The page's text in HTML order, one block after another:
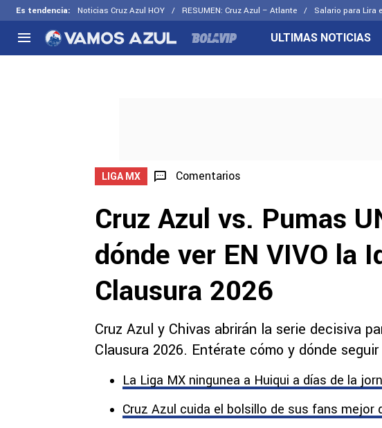
Es tendencia: Noticias Cruz Azul HOY RESUMEN: Cruz Azul – Atlante Salario para Lira
Selección Mexicana
ULTIMAS NOTICIAS
LIGA MX Comentarios
Cruz Azul vs. Pumas
dónde ver EN VIVO la
Clausura 2026
Cruz Azul y Chivas abrirán la serie decisiva
Clausura 2026. Entérate cómo y dónde
La Liga MX ningunea a Huiqui a días de la
Cruz Azul cuida el bolsillo de sus fans mejor